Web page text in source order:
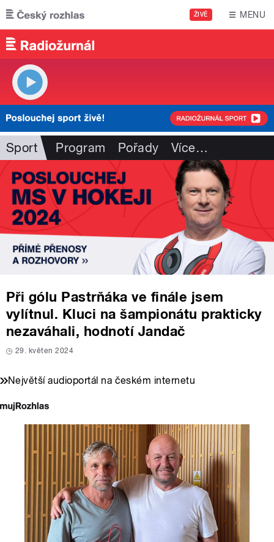
Přejít k hlavnímu obsahu
ŽIVĚ MENU
Sport Program Pořady Více…
Při gólu Pastrňáka ve finále jsem
vylítnul. Kluci na šampionátu prakticky
nezaváhali, hodnotí Jandač
29. květen 2024
Největší audioportál na českém internetu